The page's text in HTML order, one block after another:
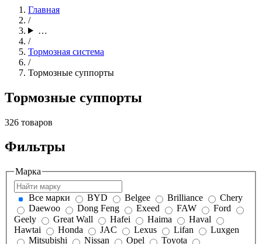
Главная
/
…
/
Тормозная система
/
Тормозные суппорты
Тормозные суппорты
326 товаров
Фильтры
Марка
Все марки BYD Belgee Brilliance
Chery
Daewoo
Dong Feng Exeed FAW
Ford
Geely
Great Wall Hafei Haima
Haval
Hawtai
Honda JAC Lexus Lifan
Luxgen
Mitsubishi
Nissan Opel Toyota